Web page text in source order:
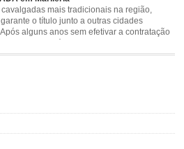
Campo de […]
mais tradicionais na região,
o título junto a outras cidades
alguns anos sem efetivar a contratação
nomes da música sertaneja, em 2011 a
não deixou dúvidas de que sua tradição